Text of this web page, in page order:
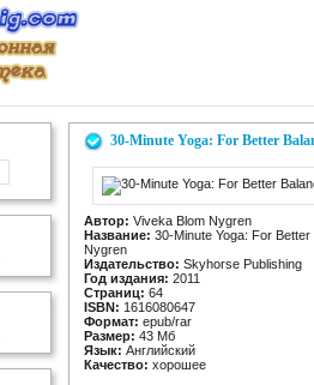
30-Minute Yoga: For Better
Автор: Viveka Blom Nygren
Название: 30-Minute Yoga: For
Nygren
Издательство: Skyhorse Publishing
Год издания: 2011
Страниц: 64
ISBN: 1616080647
Формат: epub/rar
Размер: 43 Мб
Язык: Английский
Качество: хорошее